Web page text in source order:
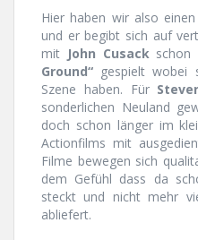
Hier haben wir also
und er begibt sich auf
mit John Cusackschon
Ground“ gespielt wobei
Szene haben. Für
sonderlichen Neuland
doch schon länger im
Actionfilms mit
Filme bewegen sich
dem Gefühl dass da
steckt und nicht mehr
abliefert.